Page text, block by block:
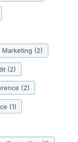
Marketing (2)
(2)
(2)
(1)